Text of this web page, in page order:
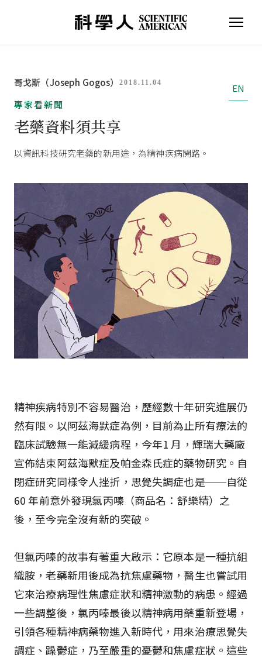
哥戈斯（Joseph Gogos） 2018.11.04
EN
專家看新聞
老藥資料須共享
以資訊科技研究老藥的新用途，為精神疾病開路。
精神疾病特別不容易醫治，歷經數十年研究進展仍
然有限。以阿茲海默症為例，目前為止所有療法的
臨床試驗無一能減緩病程，今年1 月，輝瑞大藥廠
宣佈結束阿茲海默症及帕金森氏症的藥物研究。自
閉症研究同樣令人挫折，思覺失調症也是──自從
60 年前意外發現氯丙嗪（商品名：舒樂精）之
後，至今完全沒有新的突破。
但氯丙嗪的故事有著重大啟示：它原本是一種抗組
織胺，老藥新用後成為抗焦慮藥物，醫生也嘗試用
它來治療病理性焦慮症狀和精神激動的病患。經過
一些調整後，氯丙嗪最後以精神病用藥重新登場，
引領各種精神病藥物進入新時代，用來治療思覺失
調症、躁鬱症，乃至嚴重的憂鬱和焦慮症狀。這些